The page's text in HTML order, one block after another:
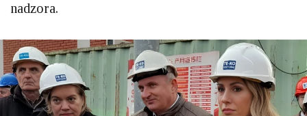
nadzora.